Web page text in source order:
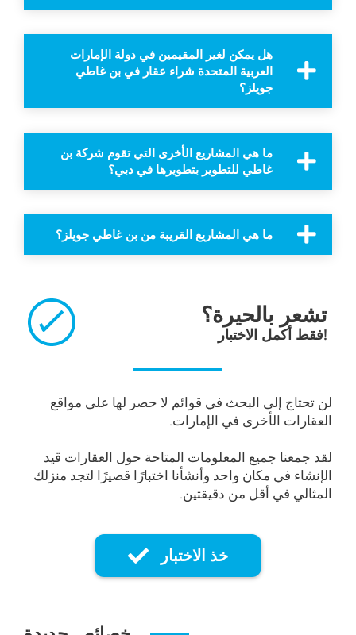
هل يمكن لغير المقيمين في دولة الإمارات
العربية المتحدة شراء عقار في بن غاطي
جويلز؟
ما هي المشاريع الأخرى التي تقوم شركة بن
غاطي للتطوير بتطويرها في دبي؟
ما هي المشاريع القريبة من بن غاطي جويلز؟
تشعر بالحيرة؟
فقط أكمل الاختبار!
لن تحتاج إلى البحث في قوائم لا حصر لها على مواقع
العقارات الأخرى في الإمارات.
لقد جمعنا جميع المعلومات المتاحة حول العقارات قيد
الإنشاء في مكان واحد وأنشأنا اختبارًا قصيرًا لتجد منزلك
المثالي في أقل من دقيقتين.
خذ الاختبار